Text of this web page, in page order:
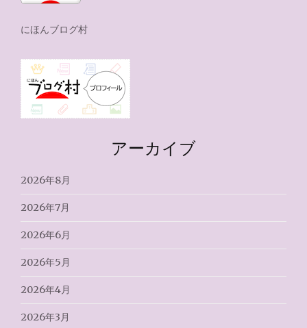
にほんブログ村
アーカイブ
2026年8月
2026年7月
2026年6月
2026年5月
2026年4月
2026年3月